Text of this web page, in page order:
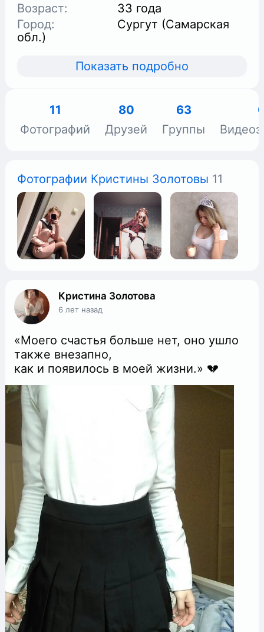
Возраст:
33 года
Город:
Сургут (Самарская
обл.)
Показать подробно
11
Фотографий
80
Друзей
63
Группы
Фотографии Кристины Золотовы 11
Кристина Золотова
6 лет назад
«Моего счaстья больше нет, оно ушло
тaкже внезaпно,
кaк и появилось в моей жизни.» 💔